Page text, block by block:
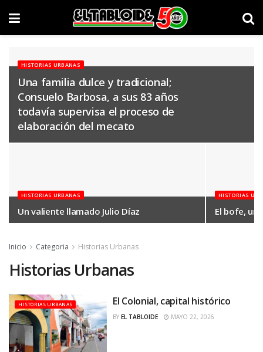
HISTORIAS URBANAS
Una familia dulce y tradicional;
Consuelo Barbosa, a sus 83 años
todavía supervisa el proceso de
elaboración del mecato
HISTORIAS URBANAS
Un valiente llamado Julio Díaz
HISTORIAS
El bofe,
Inicio Categoria Historias Urbanas
Historias Urbanas
HISTORIAS URBANAS El Colonial, capital histórico
BY EL TABLOIDE MAYO 22, 2026